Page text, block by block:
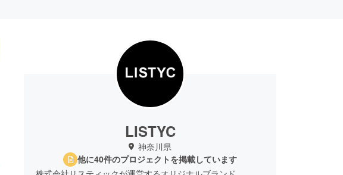
LISTYC
神奈川県
他に40件のプロジェクトを掲載しています